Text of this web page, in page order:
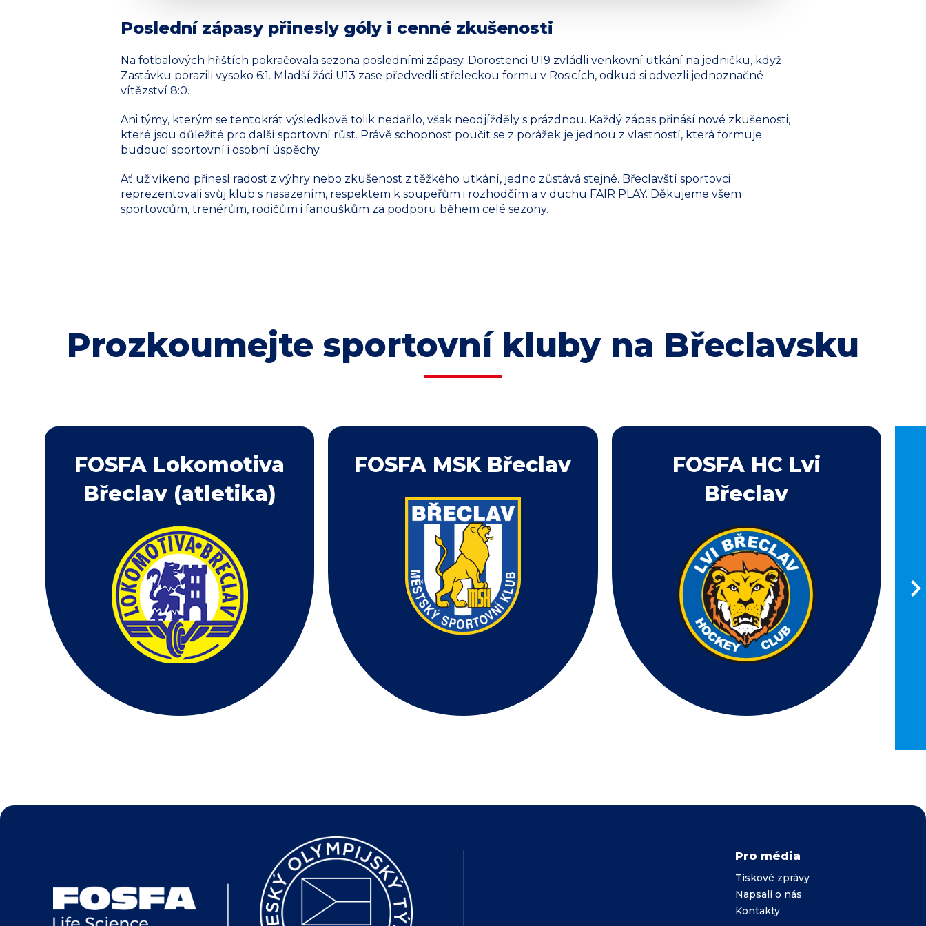
Poslední zápasy přinesly góly i cenné zkušenosti
Na fotbalových hřištích pokračovala sezona posledními zápasy. Dorostenci U19 zvládli venkovní utkání na jedničku, když
Zastávku porazili vysoko 6:1. Mladší žáci U13 zase předvedli střeleckou formu v Rosicích, odkud si odvezli jednoznačné
vítězství 8:0.
Ani týmy, kterým se tentokrát výsledkově tolik nedařilo, však neodjížděly s prázdnou. Každý zápas přináší nové zkušenosti,
které jsou důležité pro další sportovní růst. Právě schopnost poučit se z porážek je jednou z vlastností, která formuje
budoucí sportovní i osobní úspěchy.
Ať už víkend přinesl radost z výhry nebo zkušenost z těžkého utkání, jedno zůstává stejné. Břeclavští sportovci
reprezentovali svůj klub s nasazením, respektem k soupeřům i rozhodčím a v duchu FAIR PLAY. Děkujeme všem
sportovcům, trenérům, rodičům i fanouškům za podporu během celé sezony.
Prozkoumejte sportovní kluby na Břeclavsku
FOSFA Lokomotiva
Břeclav (atletika)
FOSFA MSK Břeclav
FOSFA HC Lvi
Břeclav
Pro média
Tiskové zprávy
Napsali o nás
Kontakty